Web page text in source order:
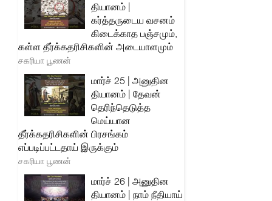
தியானம் |
கர்த்தருடைய வசனம்
கிடைக்காத பஞ்சமும்,
கள்ள தீர்க்கதரிசிகளின் அடையாளமும்
சகரியா பூணன்
மார்ச் 25 | அனுதின
தியானம் | தேவன்
தெரிந்தெடுத்த
மெய்யான
தீர்க்கதரிசிகளின் பிரசங்கம்
எப்படிப்பட்டதாய் இருக்கும்
சகரியா பூணன்
மார்ச் 26 | அனுதின
தியானம் | நாம் நீதியாய்